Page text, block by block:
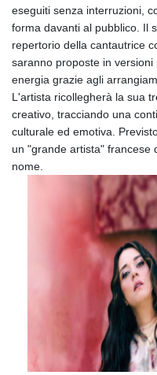
eseguiti senza interruzioni,
forma davanti al pubblico. Il
repertorio della cantautrice
saranno proposte in
energia grazie agli
L'artista ricollegherà la sua
creativo, tracciando una
culturale ed emotiva.
un "grande artista" francese
nome.